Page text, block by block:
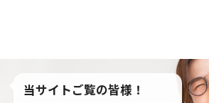
当サイトご覧の皆様！